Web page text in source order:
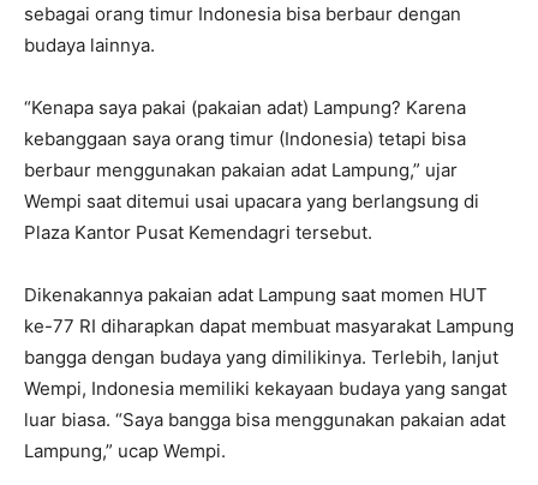
sebagai orang timur Indonesia bisa berbaur dengan
budaya lainnya.
“Kenapa saya pakai (pakaian adat) Lampung? Karena
kebanggaan saya orang timur (Indonesia) tetapi bisa
berbaur menggunakan pakaian adat Lampung,” ujar
Wempi saat ditemui usai upacara yang berlangsung di
Plaza Kantor Pusat Kemendagri tersebut.
Dikenakannya pakaian adat Lampung saat momen HUT
ke-77 RI diharapkan dapat membuat masyarakat Lampung
bangga dengan budaya yang dimilikinya. Terlebih, lanjut
Wempi, Indonesia memiliki kekayaan budaya yang sangat
luar biasa. “Saya bangga bisa menggunakan pakaian adat
Lampung,” ucap Wempi.